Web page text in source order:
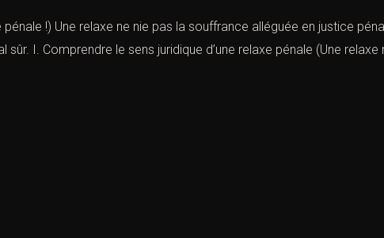
!) Une relaxe ne nie pas la souffrance alléguée en justice
I. Comprendre le sens juridique d’une relaxe pénale (Une